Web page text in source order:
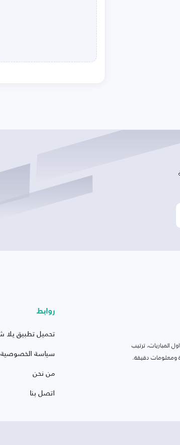
المباريات، ترتيب
ومعلومات دقيقة.
روابط
تحميل تطبيق
سياسة الخصوصية
من نحن
اتصل بنا